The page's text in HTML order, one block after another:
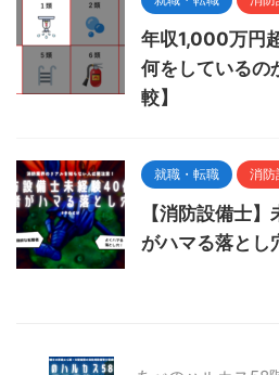
年収1,000万円
何をしているの
較】
就職・転職 消防
【消防設備士
がハマる落とし